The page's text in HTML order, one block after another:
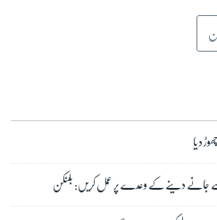
دیا
جانے دینے کے وعدے پر عمل کریں: بلنکن